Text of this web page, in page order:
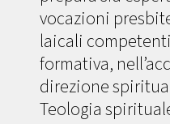
vocazioni
laicali
formativa,
direzione
Teologia